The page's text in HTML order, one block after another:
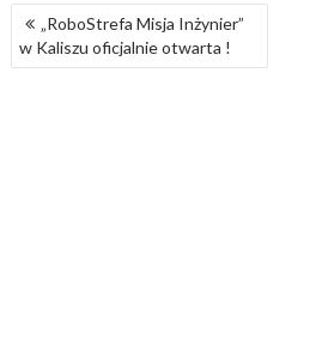
NAWIGACJA
WPISU
„RoboStrefa Misja Inżynier”
w Kaliszu oficjalnie otwarta !